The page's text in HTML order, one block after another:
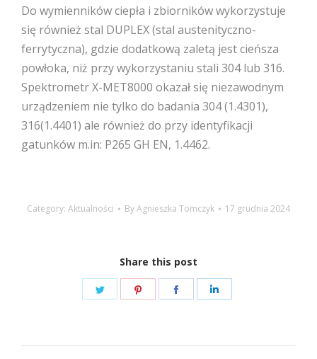
Do wymienników ciepła i zbiorników wykorzystuje
się również stal DUPLEX (stal austenityczno-
ferrytyczna), gdzie dodatkową zaletą jest cieńsza
powłoka, niż przy wykorzystaniu stali 304 lub 316.
Spektrometr X-MET8000 okazał się niezawodnym
urządzeniem nie tylko do badania 304 (1.4301),
316(1.4401) ale również do przy identyfikacji
gatunków m.in: P265 GH EN, 1.4462.
Category: Aktualności ByAgnieszka Tomczyk 17 grudnia 2024
Share this post
Share
Share
Share